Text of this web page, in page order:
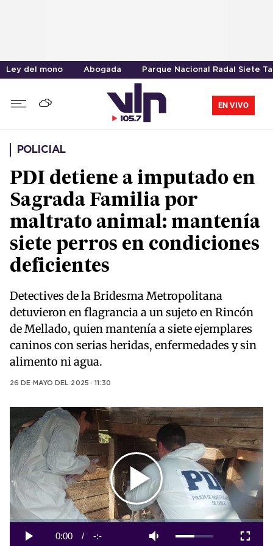
Ley del mono Abogada Parque Nacional Radal Siete
EN VIVO
POLICIAL
PDI detiene a imputado en
Sagrada Familia por
maltrato animal: mantenía
siete perros en condiciones
deficientes
Detectives de la Bridesma Metropolitana
detuvieron en flagrancia a un sujeto en Rincón
de Mellado, quien mantenía a siete ejemplares
caninos con serias heridas, enfermedades y sin
alimento ni agua.
26 DE MAYO DEL 2025 · 11:30
Play
Video
Play Mute
Current
0:00 / Duration
-:-
Loaded:
Fullscreen